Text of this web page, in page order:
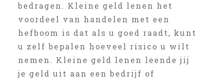
bedragen. Kleine geld lenen het
voordeel van handelen met een
hefboom is dat als u goed raadt, kunt
u zelf bepalen hoeveel risico u wilt
nemen. Kleine geld lenen leende jij
je geld uit aan een bedrijf of